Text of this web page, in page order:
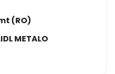
(RO)
METALO